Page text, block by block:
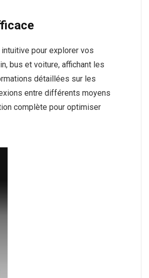
pour explorer vos
bus et voiture, affichant les
détaillées sur les
entre différents moyens
complète pour optimiser